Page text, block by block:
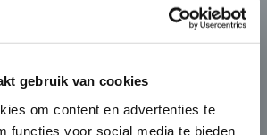
gebruik van cookies
om content en advertenties te
functies voor social media te bieden
×